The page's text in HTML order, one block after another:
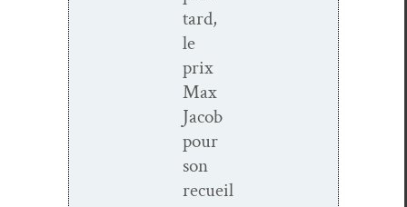
tard,
le
prix
Max
Jacob
pour
son
recueil